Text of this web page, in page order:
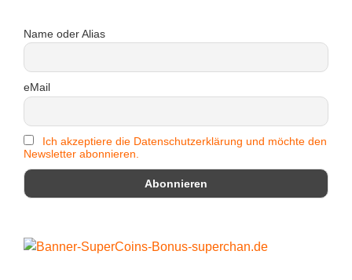
Name oder Alias
eMail
Ich akzeptiere die Datenschutzerklärung und möchte den
Newsletter abonnieren.